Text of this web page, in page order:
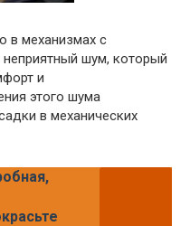
в механизмах с
шум, который
и
этого шума
в механических